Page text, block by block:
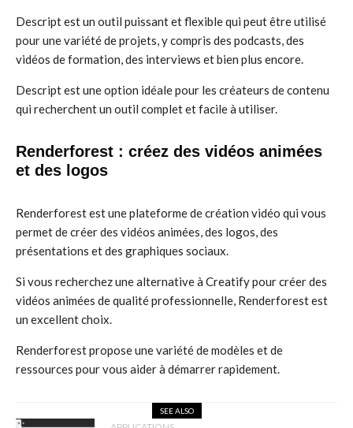
Descript est un outil puissant et flexible qui peut être utilisé
pour une variété de projets, y compris des podcasts, des
vidéos de formation, des interviews et bien plus encore.
Descript est une option idéale pour les créateurs de contenu
qui recherchent un outil complet et facile à utiliser.
Renderforest : créez des vidéos animées
et des logos
Renderforest est une plateforme de création vidéo qui vous
permet de créer des vidéos animées, des logos, des
présentations et des graphiques sociaux.
Si vous recherchez une alternative à Creatify pour créer des
vidéos animées de qualité professionnelle, Renderforest est
un excellent choix.
Renderforest propose une variété de modèles et de
ressources pour vous aider à démarrer rapidement.
SEE ALSO